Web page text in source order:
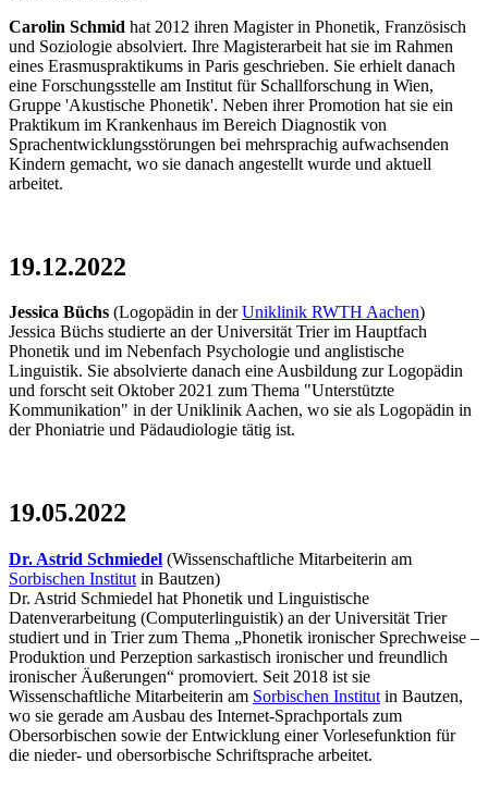
Carolin Schmid hat 2012 ihren Magister in Phonetik, Französisch
und Soziologie absolviert. Ihre Magisterarbeit hat sie im Rahmen
eines Erasmuspraktikums in Paris geschrieben. Sie erhielt danach
eine Forschungsstelle am Institut für Schallforschung in Wien,
Gruppe 'Akustische Phonetik'. Neben ihrer Promotion hat sie ein
Praktikum im Krankenhaus im Bereich Diagnostik von
Sprachentwicklungsstörungen bei mehrsprachig aufwachsenden
Kindern gemacht, wo sie danach angestellt wurde und aktuell
arbeitet.
19.12.2022
Jessica Büchs (Logopädin in derUniklinik RWTH Aachen)
Jessica Büchs studierte an der Universität Trier im Hauptfach
Phonetik und im Nebenfach Psychologie und anglistische
Linguistik. Sie absolvierte danach eine Ausbildung zur Logopädin
und forscht seit Oktober 2021 zum Thema "Unterstützte
Kommunikation" in der Uniklinik Aachen, wo sie als Logopädin in
der Phoniatrie und Pädaudiologie tätig ist.
19.05.2022
Dr. Astrid Schmiedel (Wissenschaftliche Mitarbeiterin am
Sorbischen Institut in Bautzen)
Dr. Astrid Schmiedel hat Phonetik und Linguistische
Datenverarbeitung (Computerlinguistik) an der Universität Trier
studiert und in Trier zum Thema „Phonetik ironischer Sprechweise –
Produktion und Perzeption sarkastisch ironischer und freundlich
ironischer Äußerungen“ promoviert. Seit 2018 ist sie
Wissenschaftliche Mitarbeiterin am Sorbischen Institut in Bautzen,
wo sie gerade am Ausbau des Internet-Sprachportals zum
Obersorbischen sowie der Entwicklung einer Vorlesefunktion für
die nieder- und obersorbische Schriftsprache arbeitet.